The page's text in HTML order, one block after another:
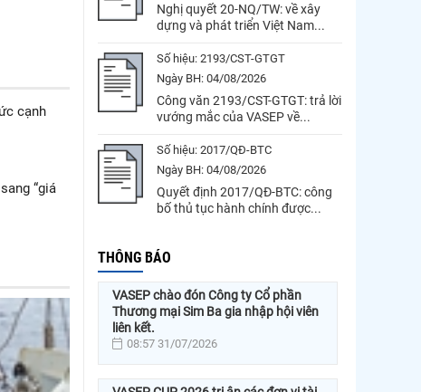
cạnh
“giá
Nghị quyết 20-NQ/TW: về xây
dựng và phát triển Việt Nam...
Số hiệu: 2193/CST-GTGT
Ngày BH: 04/08/2026
Công văn 2193/CST-GTGT: trả lời
vướng mắc của VASEP về...
Số hiệu: 2017/QĐ-BTC
Ngày BH: 04/08/2026
Quyết định 2017/QĐ-BTC: công
bố thủ tục hành chính được...
THÔNG BÁO
VASEP chào đón Công ty Cổ phần
Thương mại Sim Ba gia nhập hội viên
liên kết.
08:57 31/07/2026